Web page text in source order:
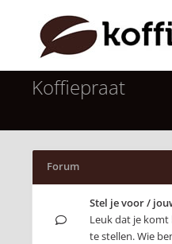
Koffiepraat
Forum
Stel je voor /
Leuk dat je
te stellen. Wie